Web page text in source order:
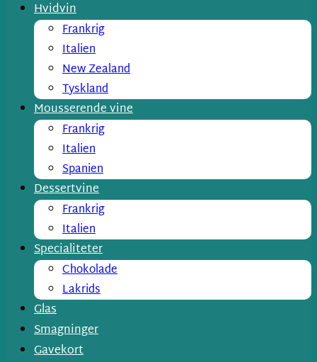
Hvidvin
Frankrig
Italien
New Zealand
Tyskland
Mousserende vine
Frankrig
Italien
Spanien
Dessertvine
Frankrig
Italien
Specialiteter
Chokolade
Lakrids
Glas
Smagninger
Gavekort